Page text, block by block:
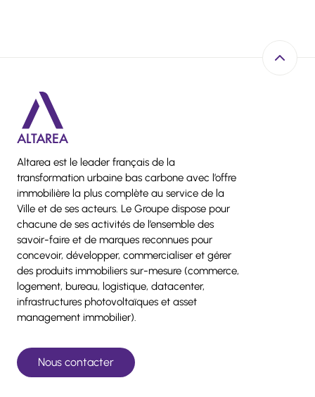
Altarea est le leader français de la
transformation urbaine bas carbone avec l’offre
immobilière la plus complète au service de la
Ville et de ses acteurs. Le Groupe dispose pour
chacune de ses activités de l’ensemble des
savoir-faire et de marques reconnues pour
concevoir, développer, commercialiser et gérer
des produits immobiliers sur-mesure (commerce,
logement, bureau, logistique, datacenter,
infrastructures photovoltaïques et asset
management immobilier).
Nous contacter
Retour